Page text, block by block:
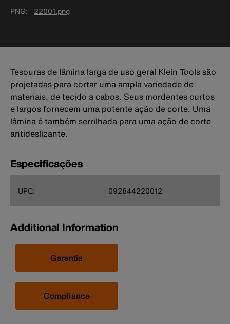
PNG
22001.png
Tesouras de lâmina larga de uso geral Klein Tools são
projetadas para cortar uma ampla variedade de
materiais, de tecido a cabos. Seus mordentes curtos
e largos fornecem uma potente ação de corte. Uma
lâmina é também serrilhada para uma ação de corte
antideslizante.
Especificações
UPC: 092644220012
Additional Information
Garantia
Compliance